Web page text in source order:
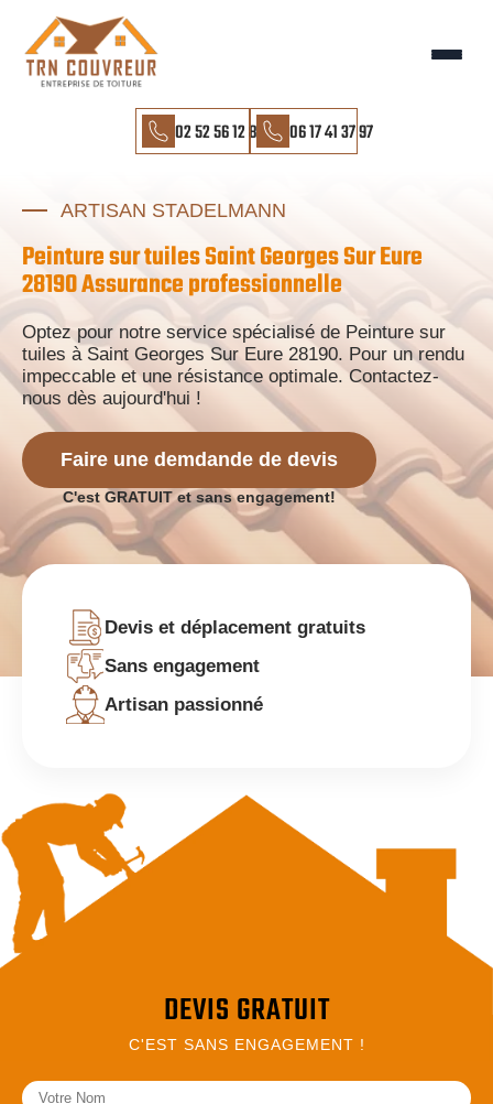
02 52 56 12 85 06 17 41 37 97
ARTISAN STADELMANN
Peinture sur tuiles Saint Georges Sur Eure
28190 Assurance professionnelle
Optez pour notre service spécialisé de Peinture sur
tuiles à Saint Georges Sur Eure 28190. Pour un rendu
impeccable et une résistance optimale. Contactez-
nous dès aujourd'hui !
Faire une demdande de devis
C'est GRATUIT et sans engagement!
Devis et déplacement gratuits
Sans engagement
Artisan passionné
DEVIS GRATUIT
C'EST SANS ENGAGEMENT !